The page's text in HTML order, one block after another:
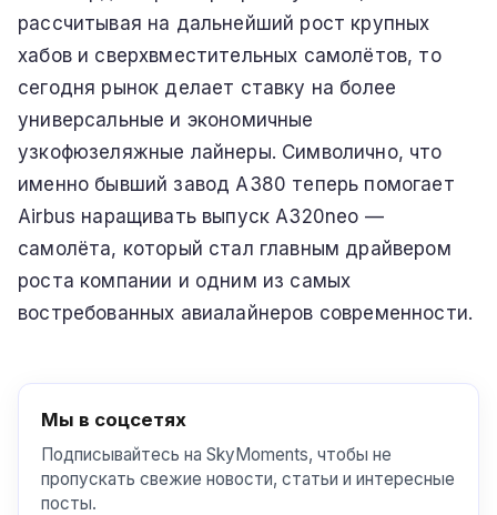
рассчитывая на дальнейший рост крупных
хабов и сверхвместительных самолётов, то
сегодня рынок делает ставку на более
универсальные и экономичные
узкофюзеляжные лайнеры. Символично, что
именно бывший завод A380 теперь помогает
Airbus наращивать выпуск A320neo —
самолёта, который стал главным драйвером
роста компании и одним из самых
востребованных авиалайнеров современности.
Мы в соцсетях
Подписывайтесь на SkyMoments, чтобы не
пропускать свежие новости, статьи и интересные
посты.